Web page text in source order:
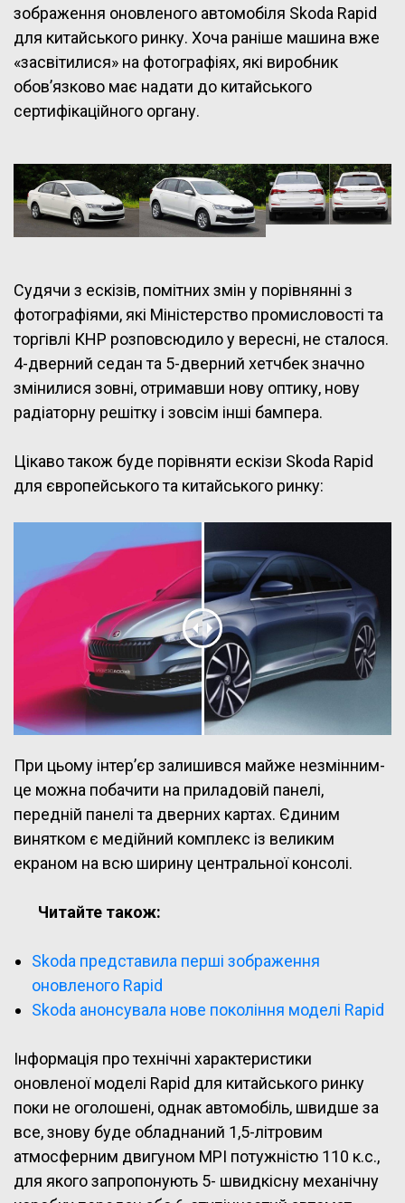
зображення оновленого автомобіля Skoda Rapid
для китайського ринку. Хоча раніше машина вже
«засвітилися» на фотографіях, які виробник
обов’язково має надати до китайського
сертифікаційного органу.
Судячи з ескізів, помітних змін у порівнянні з
фотографіями, які Міністерство промисловості та
торгівлі КНР розповсюдило у вересні, не сталося.
4-дверний седан та 5-дверний хетчбек значно
змінилися зовні, отримавши нову оптику, нову
радіаторну решітку і зовсім інші бампера.
Цікаво також буде порівняти ескізи Skoda Rapid
для європейського та китайського ринку:
При цьому інтер’єр залишився майже незмінним-
це можна побачити на приладовій панелі,
передній панелі та дверних картах. Єдиним
винятком є медійний комплекс із великим
екраном на всю ширину центральної консолі.
Читайте також:
Skoda представила перші зображення
оновленого Rapid
Skoda анонсувала нове покоління моделі Rapid
Інформація про технічні характеристики
оновленої моделі Rapid для китайського ринку
поки не оголошені, однак автомобіль, швидше за
все, знову буде обладнаний 1,5-літровим
атмосферним двигуном MPI потужністю 110 к.с.,
для якого запропонують 5- швидкісну механічну